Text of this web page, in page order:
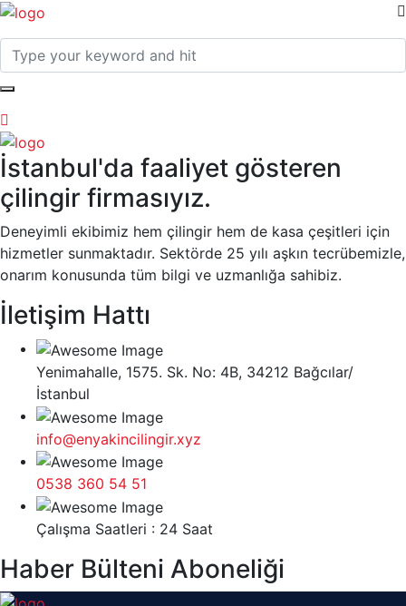
İstanbul'da faaliyet gösteren
çilingir firmasıyız.
Deneyimli ekibimiz hem çilingir hem de kasa çeşitleri için
hizmetler sunmaktadır. Sektörde 25 yılı aşkın tecrübemizle,
onarım konusunda tüm bilgi ve uzmanlığa sahibiz.
İletişim Hattı
Yenimahalle, 1575. Sk. No: 4B, 34212 Bağcılar/
İstanbul
info@enyakincilingir.xyz
0538 360 54 51
Çalışma Saatleri : 24 Saat
Haber Bülteni Aboneliği